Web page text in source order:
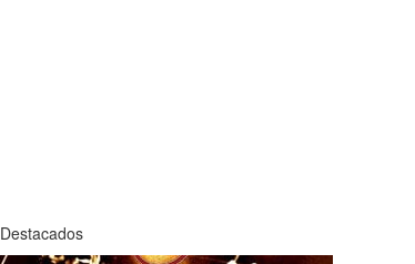
Destacados